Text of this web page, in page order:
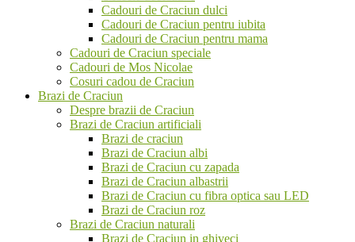
Cadouri de Craciun dulci
Cadouri de Craciun pentru iubita
Cadouri de Craciun pentru mama
Cadouri de Craciun speciale
Cadouri de Mos Nicolae
Cosuri cadou de Craciun
Brazi de Craciun
Despre brazii de Craciun
Brazi de Craciun artificiali
Brazi de craciun
Brazi de Craciun albi
Brazi de Craciun cu zapada
Brazi de Craciun albastrii
Brazi de Craciun cu fibra optica sau LED
Brazi de Craciun roz
Brazi de Craciun naturali
Brazi de Craciun in ghiveci